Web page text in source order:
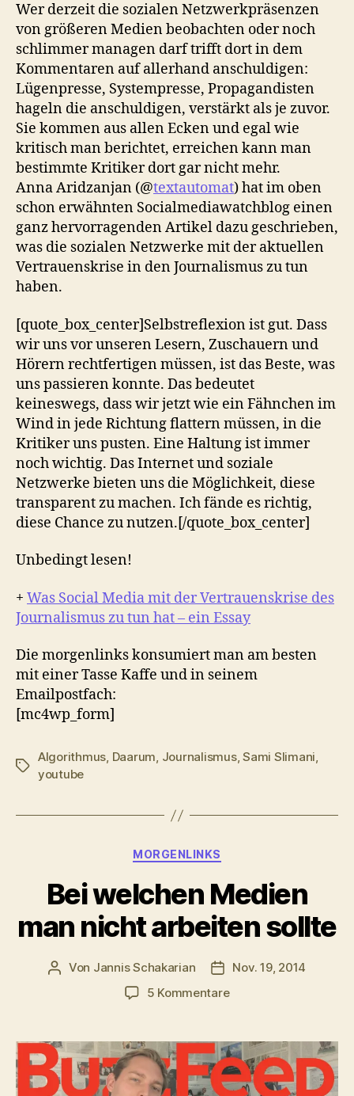
Wer derzeit die sozialen Netzwerkpräsenzen
von größeren Medien beobachten oder noch
schlimmer managen darf trifft dort in dem
Kommentaren auf allerhand anschuldigen:
Lügenpresse, Systempresse, Propagandisten
hageln die anschuldigen, verstärkt als je zuvor.
Sie kommen aus allen Ecken und egal wie
kritisch man berichtet, erreichen kann man
bestimmte Kritiker dort gar nicht mehr.
Anna Aridzanjan (@textautomat) hat im oben
schon erwähnten Socialmediawatchblog einen
ganz hervorragenden Artikel dazu geschrieben,
was die sozialen Netzwerke mit der aktuellen
Vertrauenskrise in den Journalismus zu tun
haben.
[quote_box_center]Selbstreflexion ist gut. Dass
wir uns vor unseren Lesern, Zuschauern und
Hörern rechtfertigen müssen, ist das Beste, was
uns passieren konnte. Das bedeutet
keineswegs, dass wir jetzt wie ein Fähnchen im
Wind in jede Richtung flattern müssen, in die
Kritiker uns pusten. Eine Haltung ist immer
noch wichtig. Das Internet und soziale
Netzwerke bieten uns die Möglichkeit, diese
transparent zu machen. Ich fände es richtig,
diese Chance zu nutzen.[/quote_box_center]
Unbedingt lesen!
+ Was Social Media mit der Vertrauenskrise des
Journalismus zu tun hat – ein Essay
Die morgenlinks konsumiert man am besten
mit einer Tasse Kaffe und in seinem
Emailpostfach:
[mc4wp_form]
Schlagwörter
Algorithmus, Daarum, Journalismus,Sami Slimani,
youtube
Kategorien
MORGENLINKS
Bei welchen Medien
man nicht arbeiten sollte
Beitragsautor
Von Jannis Schakarian
Nov. 19, 2014
5 Kommentarezu
Medien
man
nicht